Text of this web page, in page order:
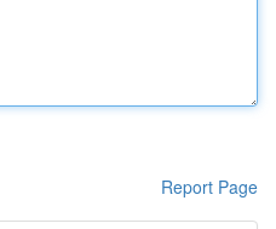
Report Page